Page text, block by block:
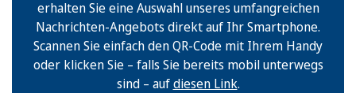
erhalten Sie eine Auswahl unseres umfangreichen
Nachrichten-Angebots direkt auf Ihr Smartphone.
Scannen Sie einfach den QR-Code mit Ihrem Handy
oder klicken Sie – falls Sie bereits mobil unterwegs
sind – aufdiesen Link.